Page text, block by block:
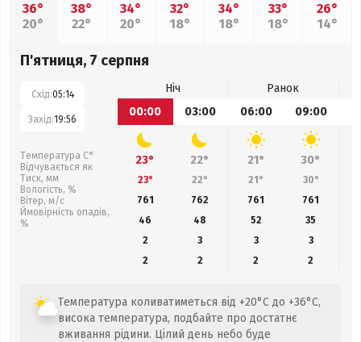
36°
20°
38°
22°
34°
20°
32°
18°
34°
18°
33°
18°
26°
14°
П'ятниця, 7 серпня
Схід:05:14
Захід:19:56
Температура С°
Відчувається як
Тиск, мм
Вологість, %
Вітер, м/с
Ймовірність опадів,
%
Ніч
Ранок
00:00
03:00 06:00 09:00
23° 22° 21° 30°
23° 22° 21° 30°
761
762 761 761
46
48 52 35
2
3 3
3
2
2 2 2
Температура коливатиметься від +20°C до +36°C,
висока температура, подбайте про достатнє
вживання рідини. Цілий день небо буде